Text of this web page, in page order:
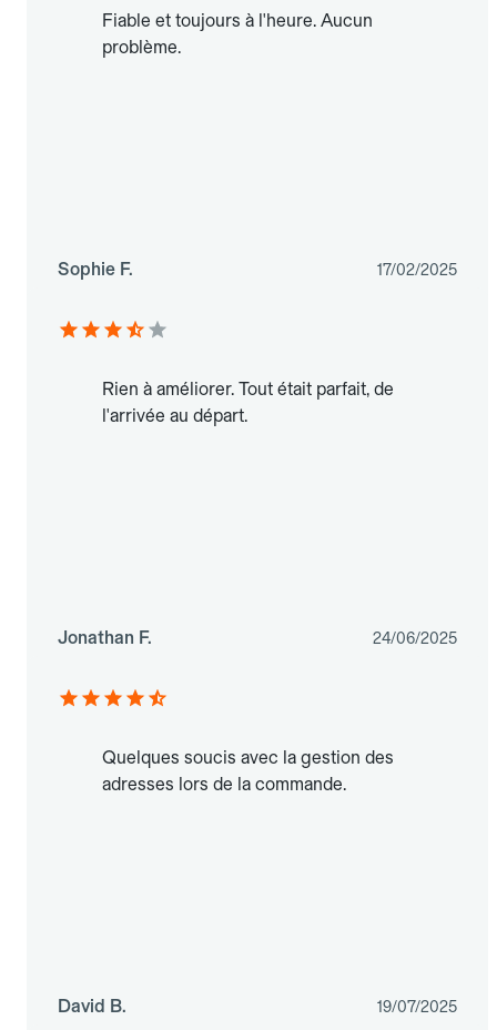
Fiable et toujours à l'heure. Aucun
problème.
Sophie F. 17/02/2025
Rien à améliorer. Tout était parfait, de
l'arrivée au départ.
Jonathan F. 24/06/2025
Quelques soucis avec la gestion des
adresses lors de la commande.
David B. 19/07/2025